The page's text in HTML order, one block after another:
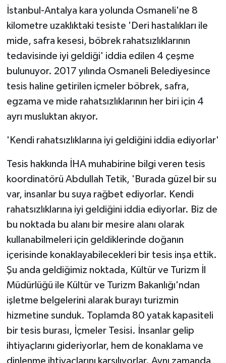
İstanbul-Antalya kara yolunda Osmaneli'ne 8
kilometre uzaklıktaki tesiste 'Deri hastalıkları ile
mide, safra kesesi, böbrek rahatsızlıklarının
tedavisinde iyi geldiği' iddia edilen 4 çeşme
bulunuyor. 2017 yılında Osmaneli Belediyesince
tesis haline getirilen içmeler böbrek, safra,
egzama ve mide rahatsızlıklarının her biri için 4
ayrı musluktan akıyor.
'Kendi rahatsızlıklarına iyi geldiğini iddia ediyorlar'
Tesis hakkında İHA muhabirine bilgi veren tesis
koordinatörü Abdullah Tetik, 'Burada güzel bir su
var, insanlar bu suya rağbet ediyorlar. Kendi
rahatsızlıklarına iyi geldiğini iddia ediyorlar. Biz de
bu noktada bu alanı bir mesire alanı olarak
kullanabilmeleri için geldiklerinde doğanın
içerisinde konaklayabilecekleri bir tesis inşa ettik.
Şu anda geldiğimiz noktada, Kültür ve Turizm İl
Müdürlüğü ile Kültür ve Turizm Bakanlığı'ndan
işletme belgelerini alarak burayı turizmin
hizmetine sunduk. Toplamda 80 yatak kapasiteli
bir tesis burası, İçmeler Tesisi. İnsanlar gelip
ihtiyaçlarını gideriyorlar, hem de konaklama ve
dinlenme ihtiyaçlarını karşılıyorlar. Aynı zamanda
İNSAN
İş Dünyası
Jandarma
Kadın
KÜLTÜR SANAT
Otomobil
Sağlık
SİYASET
TEKNOLOJİ
Turizm
ÜLKE GÜNDEMİ